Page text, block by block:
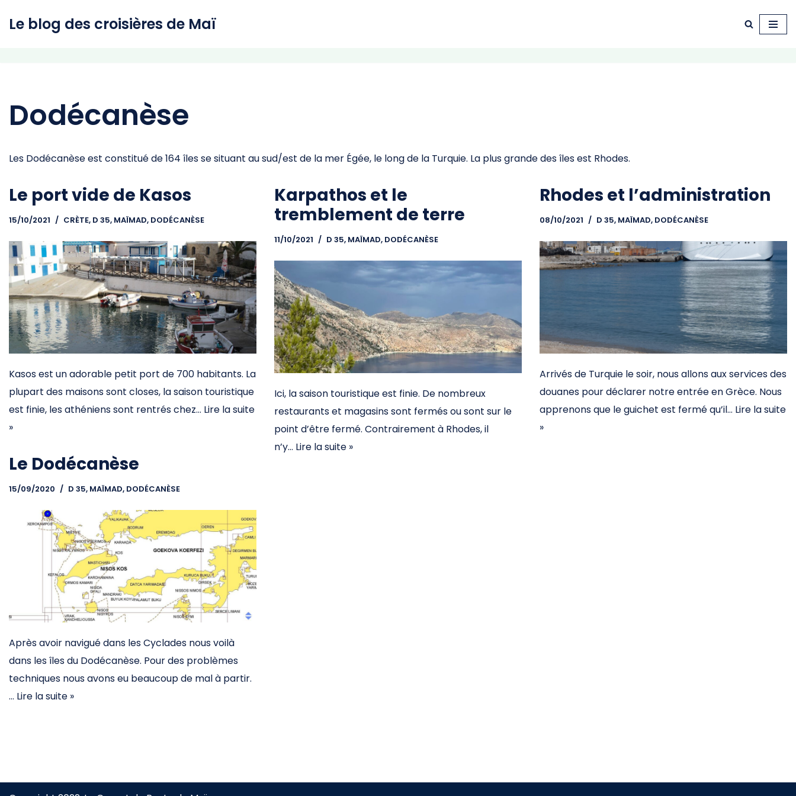
Aller
Le blog des croisières de Maï
Dodécanèse
Les Dodécanèse est constitué de 164 îles se situant au sud/est de la mer Égée, le long de la Turquie. La plus grande des îles est Rhodes.
Le port vide de Kasos
15/10/2021 CRÈTE, D 35, MAÏMAD, DODÉCANÈSE
Kasos est un adorable petit port de 700 habitants. La
plupart des maisons sont closes, la saison touristique
est finie, les athéniens sont rentrés chez… Lire la suite
»
Karpathos et le
tremblement de terre
11/10/2021 D 35, MAÏMAD, DODÉCANÈSE
Ici, la saison touristique est finie. De nombreux
restaurants et magasins sont fermés ou sont sur le
point d’être fermé. Contrairement à Rhodes, il
n’y… Lire la suite »
Rhodes et l’administration
08/10/2021 D 35, MAÏMAD, DODÉCANÈSE
Arrivés de Turquie le soir, nous allons aux services des
douanes pour déclarer notre entrée en Grèce. Nous
apprenons que le guichet est fermé qu’il… Lire la suite
»
Le Dodécanèse
15/09/2020 D 35, MAÏMAD, DODÉCANÈSE
Après avoir navigué dans les Cyclades nous voilà
dans les îles du Dodécanèse. Pour des problèmes
techniques nous avons eu beaucoup de mal à partir.
… Lire la suite »